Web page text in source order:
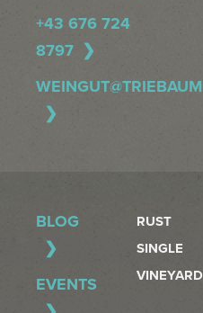
+43 676 724
8797
BLOG
EVENTS
RUST
SINGLE
VINEYARD